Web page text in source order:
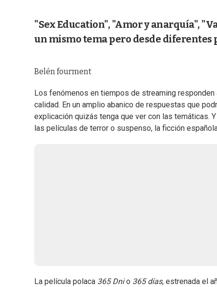
"Sex Education", "Amor y anarquía",
un mismo tema pero desde diferentes
Belén fourment
Los fenómenos en tiempos de streaming
calidad. En un amplio abanico de respuestas que
explicación quizás tenga que ver con las temáticas.
las películas de terror o suspenso, la ficción española
La película polaca 365 Dnio 365 días, estrenada el